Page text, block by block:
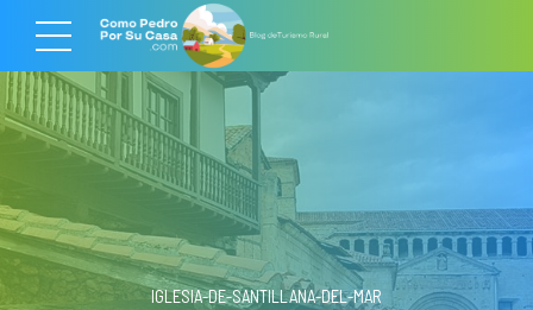
IGLESIA-DE-SANTILLANA-DEL-MAR